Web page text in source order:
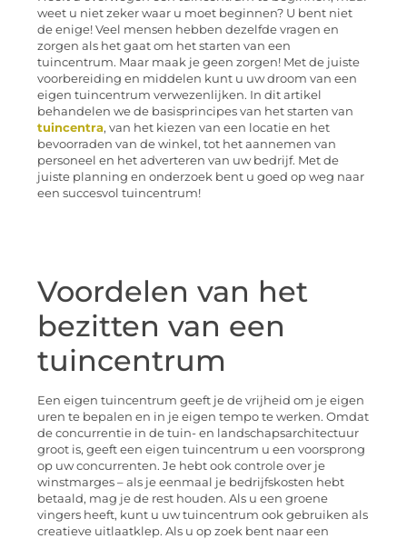
weet u niet zeker waar u moet beginnen? U bent niet
de enige! Veel mensen hebben dezelfde vragen en
zorgen als het gaat om het starten van een
tuincentrum. Maar maak je geen zorgen! Met de juiste
voorbereiding en middelen kunt u uw droom van een
eigen tuincentrum verwezenlijken. In dit artikel
behandelen we de basisprincipes van het starten van
tuincentra, van het kiezen van een locatie en het
bevoorraden van de winkel, tot het aannemen van
personeel en het adverteren van uw bedrijf. Met de
juiste planning en onderzoek bent u goed op weg naar
een succesvol tuincentrum!
Voordelen van het
bezitten van een
tuincentrum
Een eigen tuincentrum geeft je de vrijheid om je eigen
uren te bepalen en in je eigen tempo te werken. Omdat
de concurrentie in de tuin- en landschapsarchitectuur
groot is, geeft een eigen tuincentrum u een voorsprong
op uw concurrenten. Je hebt ook controle over je
winstmarges – als je eenmaal je bedrijfskosten hebt
betaald, mag je de rest houden. Als u een groene
vingers heeft, kunt u uw tuincentrum ook gebruiken als
creatieve uitlaatklep. Als u op zoek bent naar een